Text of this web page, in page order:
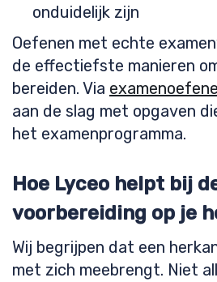
onduidelijk zijn
Oefenen met echte
de effectiefste manieren
bereiden. Via
aan de slag met opgaven
het examenprogramma.
Hoe Lyceo helpt bij
voorbereiding op je
Wij begrijpen dat een
met zich meebrengt. Niet